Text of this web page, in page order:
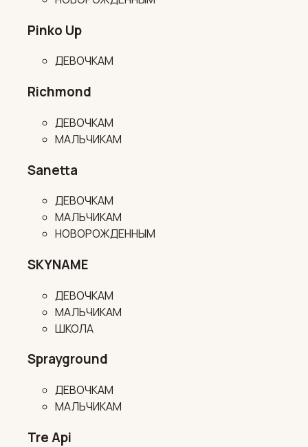
Pinko Up
ДЕВОЧКАМ
Richmond
ДЕВОЧКАМ
МАЛЬЧИКАМ
Sanetta
ДЕВОЧКАМ
МАЛЬЧИКАМ
НОВОРОЖДЕННЫМ
SKYNAME
ДЕВОЧКАМ
МАЛЬЧИКАМ
ШКОЛА
Sprayground
ДЕВОЧКАМ
МАЛЬЧИКАМ
Tre Api